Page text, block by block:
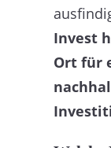
Invest
Ort für